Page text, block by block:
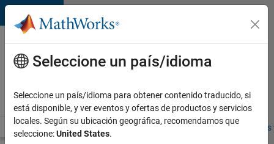
Saltar al contenido
Ofertas
de
empleo
MathWorks
Visión general Búsqueda de empleo Oficinas locales
Seleccione un país/idioma
Seleccione un país/idioma para obtener contenido traducido, si
está disponible, y ver eventos y ofertas de productos y servicios
locales. Según su ubicación geográfica, recomendamos que
seleccione:United States.